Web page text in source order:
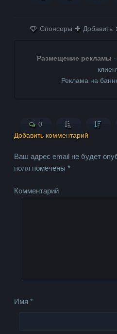
Спонсоры Добавить
Размещение рекламы
Реклама на
0
Добавить комментарий
Ваш адрес email не будет
поля помечены*
Комментарий
Имя*